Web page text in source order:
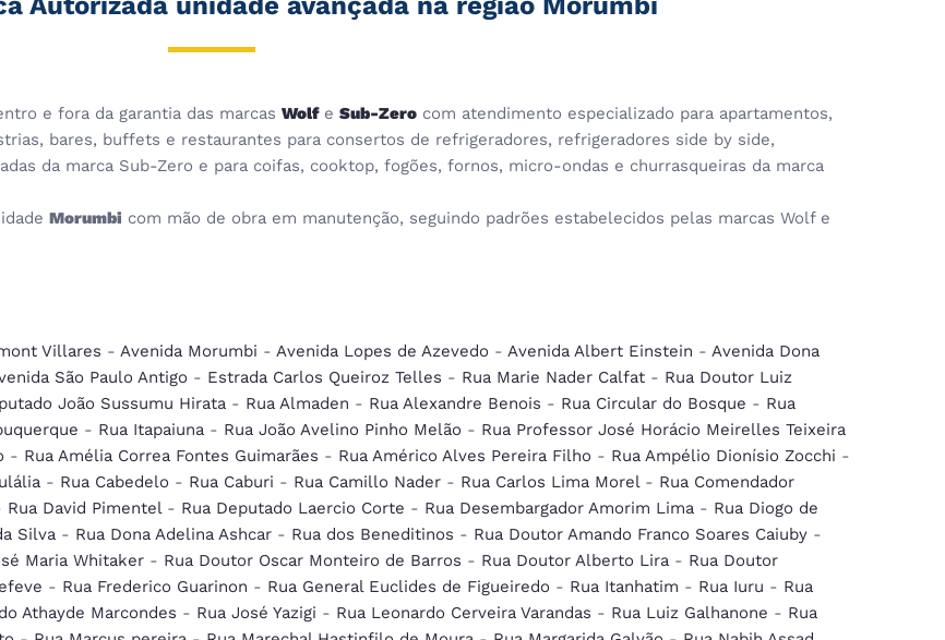
e fora da garantia das marcas Wolfe Sub-Zero com atendimento especializado para apartamentos,
bares, buffets e restaurantes para consertos de refrigeradores, refrigeradores side by side,
da marca Sub-Zero e para coifas, cooktop, fogões, fornos, micro-ondas e churrasqueiras da marca
Morumbi com mão de obra em manutenção, seguindo padrões estabelecidos pelas marcas Wolf e
Villares - Avenida Morumbi - Avenida Lopes de Azevedo - Avenida Albert Einstein - Avenida Dona
São Paulo Antigo - Estrada Carlos Queiroz Telles - Rua Marie Nader Calfat - Rua Doutor Luiz
João Sussumu Hirata - Rua Almaden - Rua Alexandre Benois - Rua Circular do Bosque - Rua
- Rua Itapaiuna - Rua João Avelino Pinho Melão - Rua Professor José Horácio Meirelles Teixeira
- Rua Amélia Correa Fontes Guimarães - Rua Américo Alves Pereira Filho - Rua Ampélio Dionísio Zocchi -
- Rua Cabedelo - Rua Caburi - Rua Camillo Nader - Rua Carlos Lima Morel - Rua Comendador
Rua David Pimentel - Rua Deputado Laercio Corte - Rua Desembargador Amorim Lima - Rua Diogo de
Silva - Rua Dona Adelina Ashcar - Rua dos Beneditinos - Rua Doutor Amando Franco Soares Caiuby -
Maria Whitaker - Rua Doutor Oscar Monteiro de Barros - Rua Doutor Alberto Lira - Rua Doutor
- Rua Frederico Guarinon - Rua General Euclides de Figueiredo - Rua Itanhatim - Rua Iuru - Rua
Athayde Marcondes - Rua José Yazigi - Rua Leonardo Cerveira Varandas - Rua Luiz Galhanone - Rua